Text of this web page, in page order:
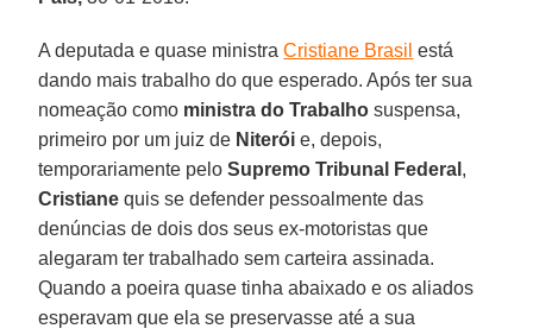
A deputada e quase ministraCristiane Brasil está
dando mais trabalho do que esperado. Após ter sua
nomeação como ministra do Trabalho suspensa,
primeiro por um juiz de Niterói e, depois,
temporariamente peloSupremo Tribunal Federal ,
Cristiane quis se defender pessoalmente das
denúncias de dois dos seus ex-motoristas que
alegaram ter trabalhado sem carteira assinada.
Quando a poeira quase tinha abaixado e os aliados
esperavam que ela se preservasse até a sua